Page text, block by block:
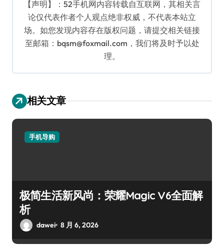
【声明】：52手机网内容转载自互联网，其相关言
论仅代表作者个人观点绝非权威，不代表本站立
场。如您发现内容存在版权问题，请提交相关链接
至邮箱：bqsm@foxmail.com，我们将及时予以处
理。
相关文章
手机导购
极简生活新风尚：荣耀Magic V6全面解
析
dawei 8 月 6, 2026